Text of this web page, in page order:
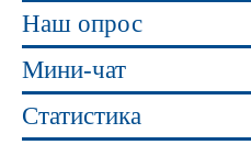
Наш опрос
Мини-чат
Статистика